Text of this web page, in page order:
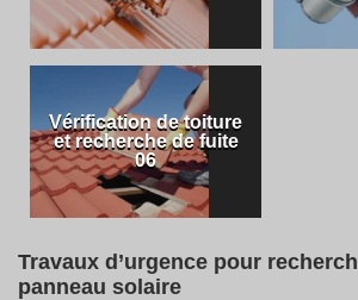
Vérification de toiture
et recherche de fuite
06
Travaux d’urgence pour
panneau solaire